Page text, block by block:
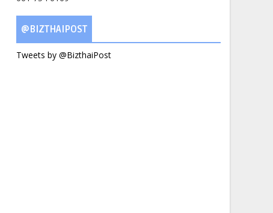
@BIZTHAIPOST
Tweets by @BizthaiPost